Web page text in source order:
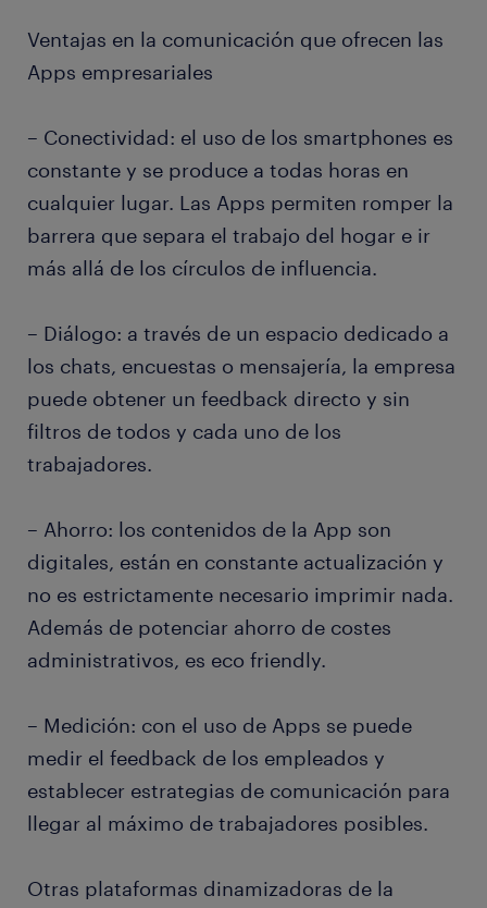
Ventajas en la comunicación que ofrecen las
Apps empresariales
– Conectividad: el uso de los smartphones es
constante y se produce a todas horas en
cualquier lugar. Las Apps permiten romper la
barrera que separa el trabajo del hogar e ir
más allá de los círculos de influencia.
– Diálogo: a través de un espacio dedicado a
los chats, encuestas o mensajería, la empresa
puede obtener un feedback directo y sin
filtros de todos y cada uno de los
trabajadores.
– Ahorro: los contenidos de la App son
digitales, están en constante actualización y
no es estrictamente necesario imprimir nada.
Además de potenciar ahorro de costes
administrativos, es eco friendly.
– Medición: con el uso de Apps se puede
medir el feedback de los empleados y
establecer estrategias de comunicación para
llegar al máximo de trabajadores posibles.
Otras plataformas dinamizadoras de la